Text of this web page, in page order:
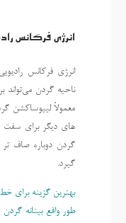
انرژی فرکانس
انرژی فرکانس
ناحیه گردن
های دیگر برای
گردن دوباره صاف
گیرد.
بهترین گزینه برای
طور واقع بینانه